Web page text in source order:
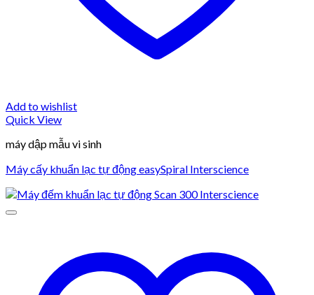
Add to wishlist
Quick View
máy dập mẫu vi sinh
Máy cấy khuẩn lạc tự động easySpiral Interscience